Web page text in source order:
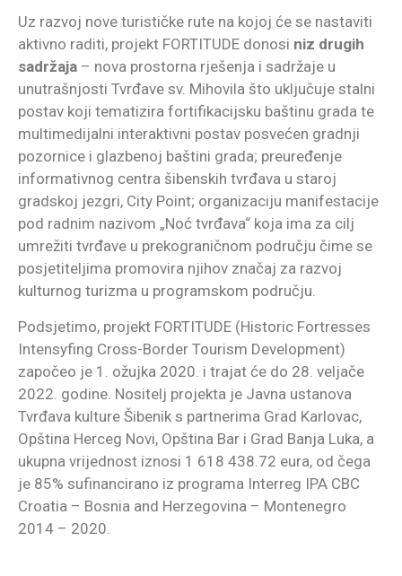
Uz razvoj nove turističke rute na kojoj će se nastaviti
aktivno raditi, projekt FORTITUDE donosi niz drugih
sadržaja – nova prostorna rješenja i sadržaje u
unutrašnjosti Tvrđave sv. Mihovila što uključuje stalni
postav koji tematizira fortifikacijsku baštinu grada te
multimedijalni interaktivni postav posvećen gradnji
pozornice i glazbenoj baštini grada; preuređenje
informativnog centra šibenskih tvrđava u staroj
gradskoj jezgri, City Point; organizaciju manifestacije
pod radnim nazivom „Noć tvrđava“ koja ima za cilj
umrežiti tvrđave u prekograničnom području čime se
posjetiteljima promovira njihov značaj za razvoj
kulturnog turizma u programskom području.
Podsjetimo, projekt FORTITUDE (Historic Fortresses
Intensyfing Cross-Border Tourism Development)
započeo je 1. ožujka 2020. i trajat će do 28. veljače
2022. godine. Nositelj projekta je Javna ustanova
Tvrđava kulture Šibenik s partnerima Grad Karlovac,
Opština Herceg Novi, Opština Bar i Grad Banja Luka, a
ukupna vrijednost iznosi 1 618 438.72 eura, od čega
je 85% sufinancirano iz programa Interreg IPA CBC
Croatia – Bosnia and Herzegovina – Montenegro
2014 – 2020.